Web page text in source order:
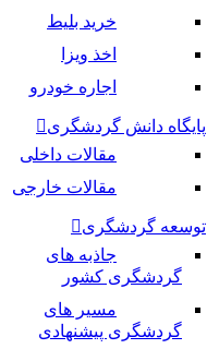
خرید بلیط
اخذ ویزا
اجاره خودرو
پایگاه دانش گردشگری
مقالات داخلی
مقالات خارجی
توسعه گردشگری
جاذبه های
گردشگری کشور
مسیر های
گردشگری پیشنهادی